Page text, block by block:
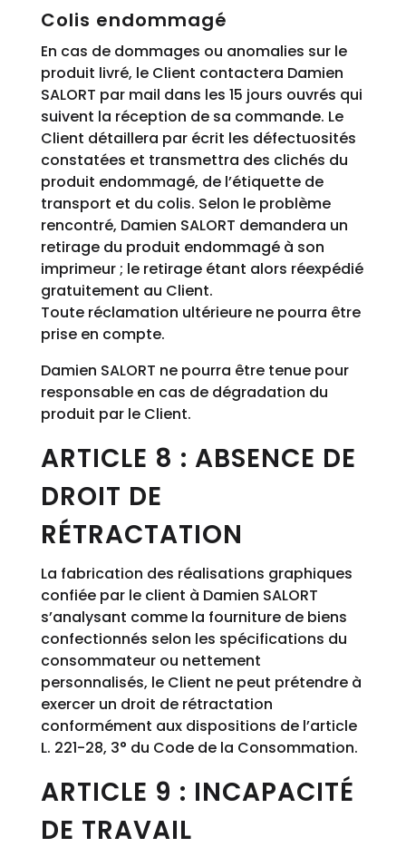
Colis endommagé
En cas de dommages ou anomalies sur le
produit livré, le Client contactera Damien
SALORT par mail dans les 15 jours ouvrés qui
suivent la réception de sa commande. Le
Client détaillera par écrit les défectuosités
constatées et transmettra des clichés du
produit endommagé, de l’étiquette de
transport et du colis. Selon le problème
rencontré, Damien SALORT demandera un
retirage du produit endommagé à son
imprimeur ; le retirage étant alors réexpédié
gratuitement au Client.
Toute réclamation ultérieure ne pourra être
prise en compte.
Damien SALORT ne pourra être tenue pour
responsable en cas de dégradation du
produit par le Client.
ARTICLE 8 : ABSENCE DE
DROIT DE
RÉTRACTATION
La fabrication des réalisations graphiques
confiée par le client à Damien SALORT
s’analysant comme la fourniture de biens
confectionnés selon les spécifications du
consommateur ou nettement
personnalisés, le Client ne peut prétendre à
exercer un droit de rétractation
conformément aux dispositions de l’article
L. 221-28, 3° du Code de la Consommation.
ARTICLE 9 : INCAPACITÉ
DE TRAVAIL